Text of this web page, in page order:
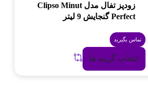
زودپز تفال مدل Clipso Minut
Perfect گنجایش 9 لیتر
تماس بگیرید
انتخاب گزینه ها